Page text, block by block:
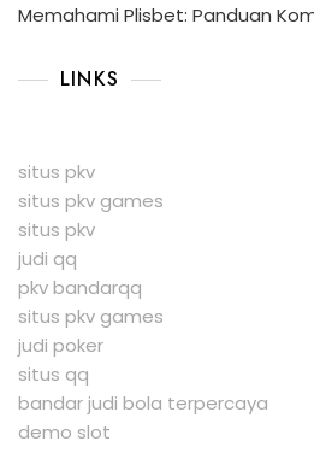
Memahami Plisbet: Panduan
LINKS
situs pkv
situs pkv games
situs pkv
judi qq
pkv bandarqq
situs pkv games
judi poker
situs qq
bandar judi bola terpercaya
demo slot